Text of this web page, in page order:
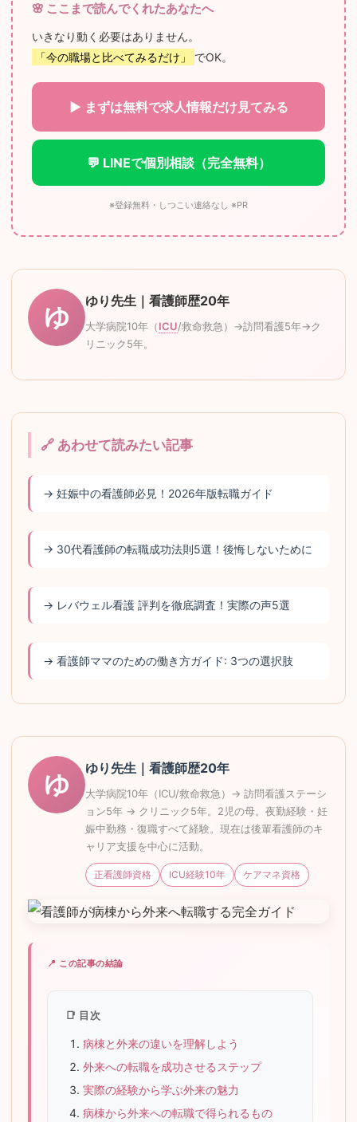
🌸 ここまで読んでくれたあなたへ
いきなり動く必要はありません。
「今の職場と比べてみるだけ」
でOK。
▶ まずは無料で求人情報だけ見てみる
💬 LINEで個別相談（完全無料）
※登録無料・しつこい連絡なし ※PR
ゆ
ゆり先生｜看護師歴20年
大学病院10年（ICU/救命救急）→訪問看護5年→ク
リニック5年。
🔗 あわせて読みたい記事
→ 妊娠中の看護師必見！2026年版転職ガイド
→ 30代看護師の転職成功法則5選！後悔しないために
→ レバウェル看護 評判を徹底調査！実際の声5選
→ 看護師ママのための働き方ガイド: 3つの選択肢
ゆ
ゆり先生｜看護師歴20年
大学病院10年（ICU/救命救急）→ 訪問看護ステーシ
ョン5年 → クリニック5年。2児の母。夜勤経験・妊
娠中勤務・復職すべて経験。現在は後輩看護師のキ
ャリア支援を中心に活動。
正看護師資格 ICU経験10年 ケアマネ資格
📍 この記事の結論
📑 目次
病棟と外来の違いを理解しよう
外来への転職を成功させるステップ
実際の経験から学ぶ外来の魅力
病棟から外来への転職で得られるもの